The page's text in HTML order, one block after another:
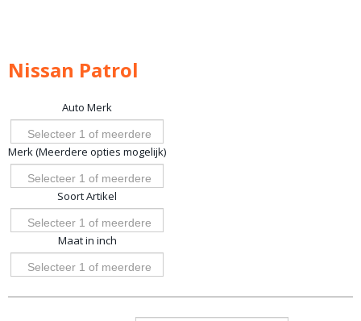
Nissan Patrol
Auto Merk
Selecteer 1 of meerdere
opties
Merk (Meerdere opties mogelijk)
Selecteer 1 of meerdere
opties
Soort Artikel
Selecteer 1 of meerdere
opties
Maat in inch
Selecteer 1 of meerdere